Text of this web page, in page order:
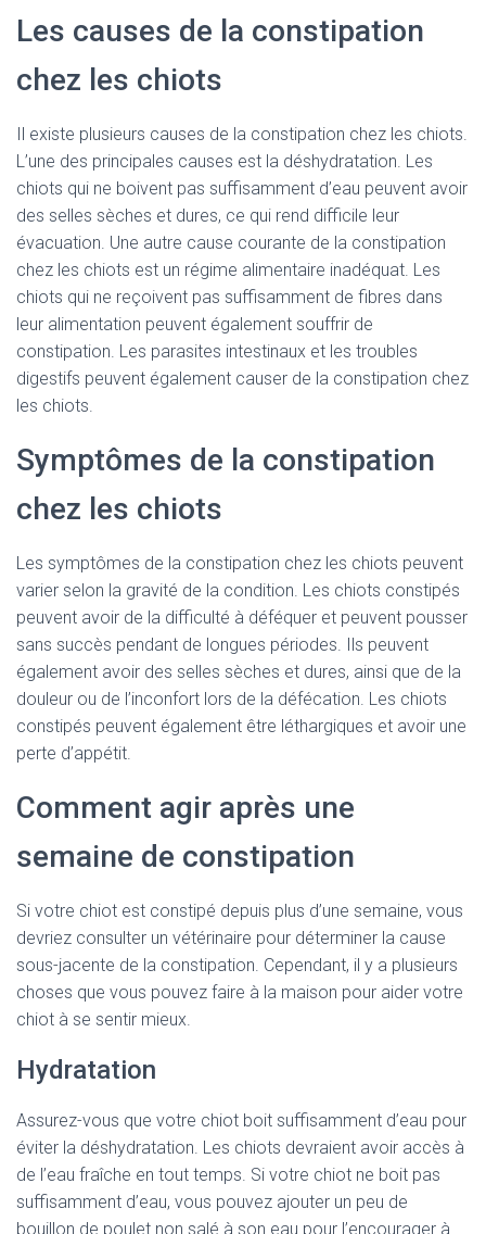
Les causes de la constipation
chez les chiots
Il existe plusieurs causes de la constipation chez les chiots.
L’une des principales causes est la déshydratation. Les
chiots qui ne boivent pas suffisamment d’eau peuvent avoir
des selles sèches et dures, ce qui rend difficile leur
évacuation. Une autre cause courante de la constipation
chez les chiots est un régime alimentaire inadéquat. Les
chiots qui ne reçoivent pas suffisamment de fibres dans
leur alimentation peuvent également souffrir de
constipation. Les parasites intestinaux et les troubles
digestifs peuvent également causer de la constipation chez
les chiots.
Symptômes de la constipation
chez les chiots
Les symptômes de la constipation chez les chiots peuvent
varier selon la gravité de la condition. Les chiots constipés
peuvent avoir de la difficulté à déféquer et peuvent pousser
sans succès pendant de longues périodes. Ils peuvent
également avoir des selles sèches et dures, ainsi que de la
douleur ou de l’inconfort lors de la défécation. Les chiots
constipés peuvent également être léthargiques et avoir une
perte d’appétit.
Comment agir après une
semaine de constipation
Si votre chiot est constipé depuis plus d’une semaine, vous
devriez consulter un vétérinaire pour déterminer la cause
sous-jacente de la constipation. Cependant, il y a plusieurs
choses que vous pouvez faire à la maison pour aider votre
chiot à se sentir mieux.
Hydratation
Assurez-vous que votre chiot boit suffisamment d’eau pour
éviter la déshydratation. Les chiots devraient avoir accès à
de l’eau fraîche en tout temps. Si votre chiot ne boit pas
suffisamment d’eau, vous pouvez ajouter un peu de
bouillon de poulet non salé à son eau pour l’encourager à